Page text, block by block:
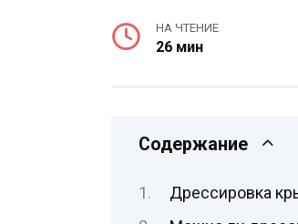
НА ЧТЕНИЕ
26 мин
Содержание
Дрессировка